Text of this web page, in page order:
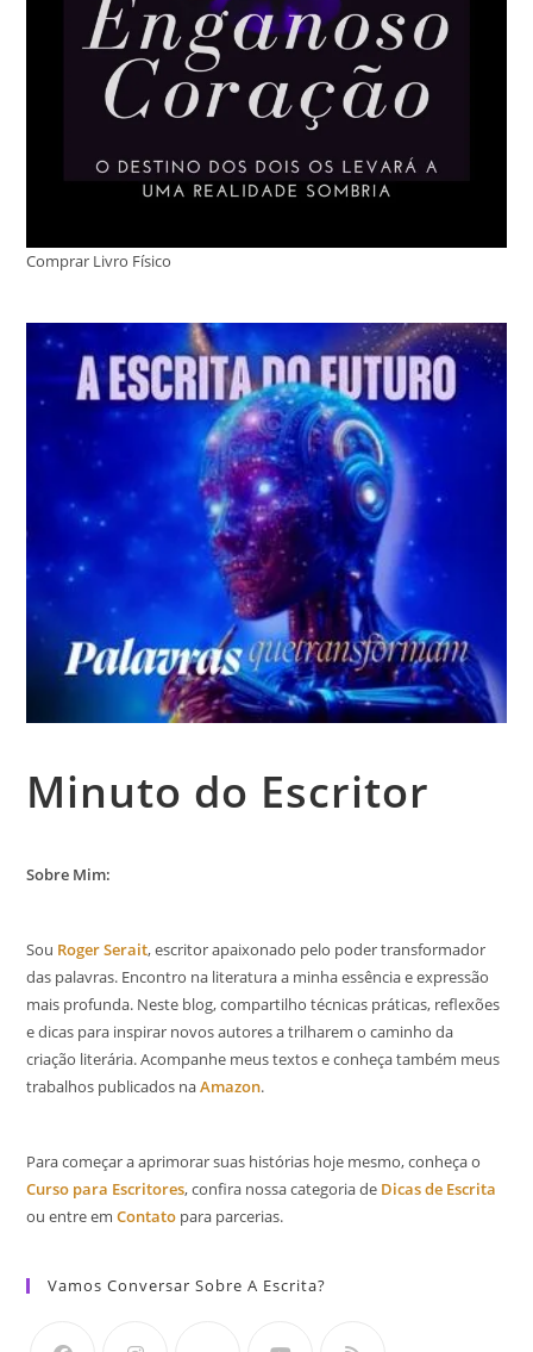
Comprar Livro Físico
Minuto do Escritor
Sobre Mim:
Sou Roger Serait, escritor apaixonado pelo poder transformador
das palavras. Encontro na literatura a minha essência e expressão
mais profunda. Neste blog, compartilho técnicas práticas, reflexões
e dicas para inspirar novos autores a trilharem o caminho da
criação literária. Acompanhe meus textos e conheça também meus
trabalhos publicados naAmazon.
Para começar a aprimorar suas histórias hoje mesmo, conheça o
Curso para Escritores, confira nossa categoria de Dicas de Escrita
ou entre emContato para parcerias.
Vamos Conversar Sobre A Escrita?